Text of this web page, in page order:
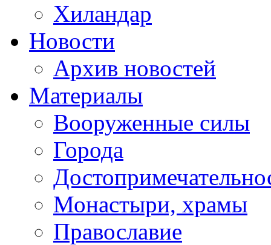
Хиландар
Новости
Архив новостей
Материалы
Вооруженные силы
Города
Монастыри, храмы
Православие